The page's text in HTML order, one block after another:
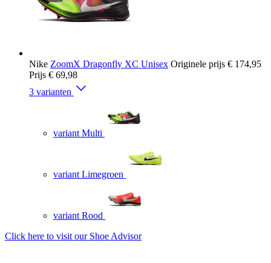
Nike ZoomX Dragonfly XC Unisex Originele prijs € 174,95
Prijs € 69,98
3 varianten
variant Multi
variant Limegroen
variant Rood
Click here to visit our Shoe Advisor